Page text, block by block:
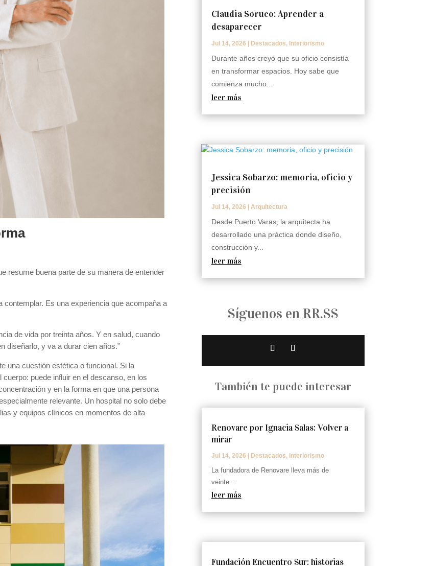
resume buena parte de su manera de entender
contemplar. Es una experiencia que acompaña a
de vida por treinta años. Y en salud, cuando
diseñarlo, y va a durar cien años.”
una cuestión estética o funcional. Si la
puede influir en el descanso, en los
y en la forma en que una persona
relevante. Un hospital no solo debe
y equipos clínicos en momentos de alta
Claudia Soruco: Aprender a
desaparecer
Jul 14, 2026 | Destacados, Interiorismo
Durante años creyó que su oficio consistía
en transformar espacios. Hoy sabe que
comienza mucho...
leer más
Jessica Sobarzo: memoria, oficio y
precisión
Jul 14, 2026 | Arquitectura
Desde Puerto Varas, la arquitecta ha
desarrollado una práctica donde diseño,
construcción y...
leer más
Síguenos en RR.SS
También te puede interesar
Renovare por Ignacia Salas: Volver a
mirar
Jul 14, 2026 Destacados, Interiorismo
La fundadora de Renovare lleva más de
veinte...
leer más
Fundación Encuentro Sur: historias